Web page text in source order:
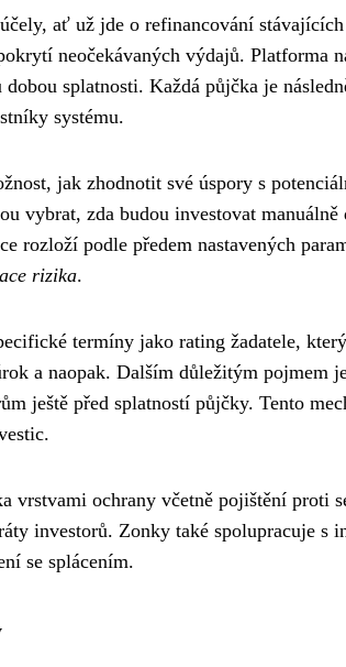
ať už jde o refinancování
neočekávaných výdajů. Platforma
splatnosti. Každá půjčka je
systému.
jak zhodnotit své úspory s
vybrat, zda budou investovat
rozloží podle předem nastavených
rizika.
termíny jako rating žadatele,
a naopak. Dalším důležitým pojmem
ještě před splatností půjčky. Tento
vrstvami ochrany včetně pojištění proti
investorů. Zonky také spolupracuje s
se splácením.